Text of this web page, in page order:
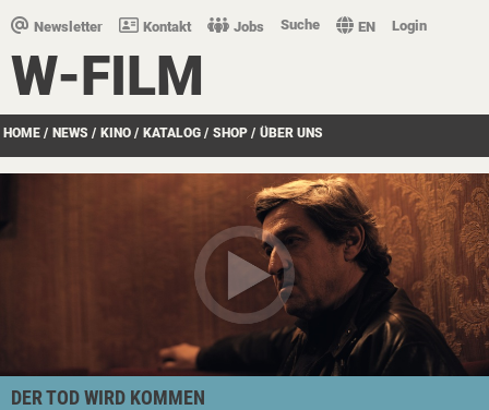
Newsletter Kontakt Jobs Suche EN Login
W-FILM
HOME / NEWS / KINO / KATALOG / SHOP / ÜBER UNS
DER TOD WIRD KOMMEN